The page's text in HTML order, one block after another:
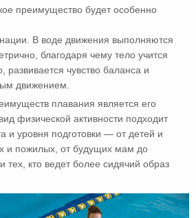
преимущество будет особенно
В воде движения выполняются
благодаря чему тело учится
развивается чувство баланса и
движением.
плавания является его
физической активности подходит
и уровня подготовки — от детей и
и пожилых, от будущих мам до
тех, кто ведет более сидячий образ